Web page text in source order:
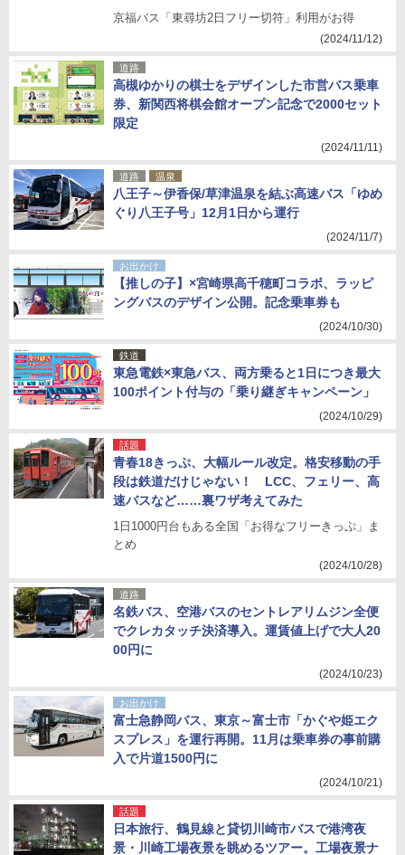
京福バス「東尋坊2日フリー切符」利用がお得
(2024/11/12)
道路
高槻ゆかりの棋士をデザインした市営バス乗車
券、新関西将棋会館オープン記念で2000セット
限定
(2024/11/11)
道路 温泉
八王子～伊香保/草津温泉を結ぶ高速バス「ゆめ
ぐり八王子号」12月1日から運行
(2024/11/7)
お出かけ
【推しの子】×宮崎県高千穂町コラボ、ラッピ
ングバスのデザイン公開。記念乗車券も
(2024/10/30)
鉄道
東急電鉄×東急バス、両方乗ると1日につき最大
100ポイント付与の「乗り継ぎキャンペーン」
(2024/10/29)
話題
青春18きっぷ、大幅ルール改定。格安移動の手
段は鉄道だけじゃない！ LCC、フェリー、高
速バスなど……裏ワザ考えてみた
1日1000円台もある全国「お得なフリーきっぷ」ま
とめ
(2024/10/28)
道路
名鉄バス、空港バスのセントレアリムジン全便
でクレカタッチ決済導入。運賃値上げで大人20
00円に
(2024/10/23)
お出かけ
富士急静岡バス、東京～富士市「かぐや姫エク
スプレス」を運行再開。11月は乗車券の事前購
入で片道1500円に
(2024/10/21)
話題
日本旅行、鶴見線と貸切川崎市バスで港湾夜
景・川崎工場夜景を眺めるツアー。工場夜景ナ